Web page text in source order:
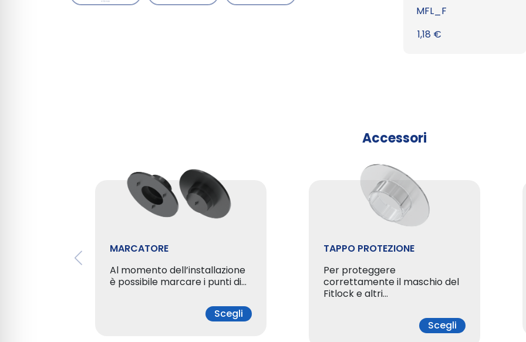
MFL_F
1,18 €
Accessori
MARCATORE
Al momento dell’installazione
è possibile marcare i punti di…
Scegli
TAPPO PROTEZIONE
Per proteggere
correttamente il maschio del
Fitlock e altri…
Scegli